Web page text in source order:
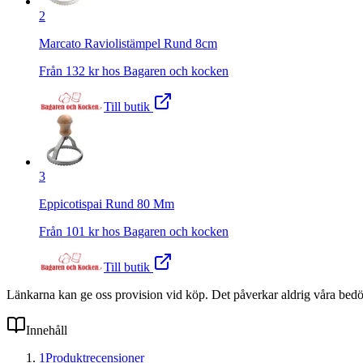
2
Marcato Raviolistämpel Rund 8cm
Från 132 kr hos Bagaren och kocken
Till butik
3
Eppicotispai Rund 80 Mm
Från 101 kr hos Bagaren och kocken
Till butik
Länkarna kan ge oss provision vid köp. Det påverkar aldrig våra
Innehåll
1Produktrecensioner